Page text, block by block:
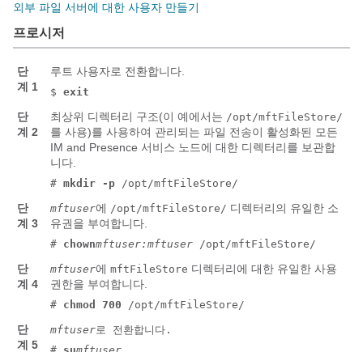
외부 파일 서버에 대한 사용자 만들기
프로시저
단
계 1
루트 사용자로 전환합니다.
$ exit
단
계 2
최상위 디렉터리 구조(이 예에서는 /opt/mftFileStore/
를 사용)를 사용하여 관리되는 파일 전송이 활성화된 모든
IM and Presence 서비스 노드에 대한 디렉터리를 보관합
니다.
# mkdir -p /opt/mftFileStore/
단
계 3
mftuser에 /opt/mftFileStore/ 디렉터리의 유일한 소
유권을 부여합니다.
# chownmftuser:mftuser /opt/mftFileStore/
단
계 4
mftuser에 mftFileStore 디렉터리에 대한 유일한 사용
권한을 부여합니다.
# chmod 700 /opt/mftFileStore/
단
계 5
mftuser로 전환합니다.